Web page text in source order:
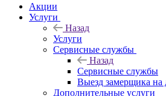
Акции
Услуги
Назад
Услуги
Сервисные службы
Назад
Сервисные службы
Выезд замерщика на
Дополнительные услуги